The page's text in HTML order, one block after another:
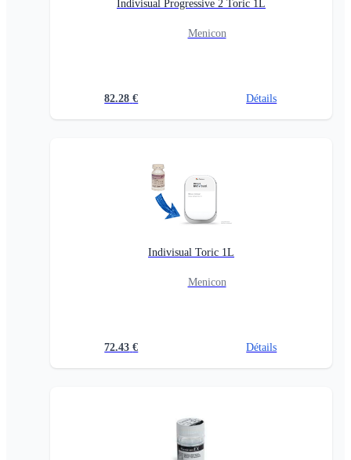
Indivisual Progressive 2 Toric 1L
Menicon
82.28 € Détails
Indivisual Toric 1L
Menicon
72.43 € Détails